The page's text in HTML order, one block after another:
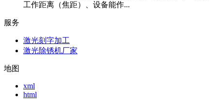
工作距离（焦距）、设备能作...
服务
激光刻字加工
激光除锈机厂家
地图
xml
html